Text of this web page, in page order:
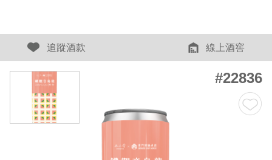
追蹤酒款 線上酒窖
#22836